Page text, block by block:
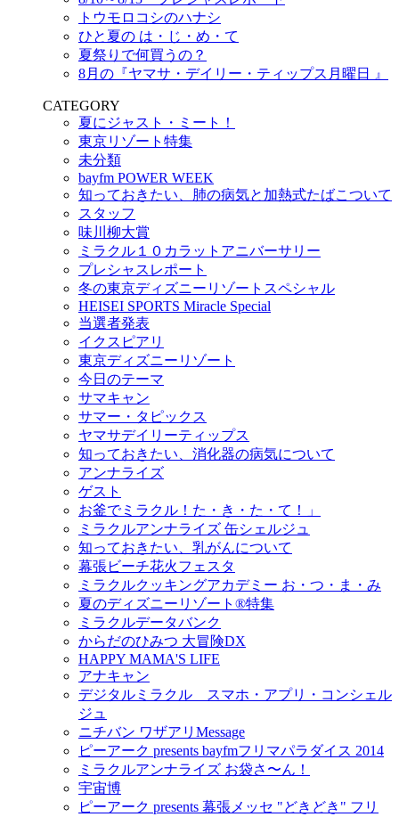
トウモロコシのハナシ
ひと夏の は・じ・め・て
夏祭りで何買うの？
8月の『ヤマサ・デイリー・ティップス月曜日 』
CATEGORY
夏にジャスト・ミート！
東京リゾート特集
未分類
bayfm POWER WEEK
知っておきたい、肺の病気と加熱式たばこついて
スタッフ
味川柳大賞
ミラクル１０カラットアニバーサリー
プレシャスレポート
冬の東京ディズニーリゾートスペシャル
HEISEI SPORTS Miracle Special
当選者発表
イクスピアリ
東京ディズニーリゾート
今日のテーマ
サマキャン
サマー・タピックス
ヤマサデイリーティップス
知っておきたい、消化器の病気について
アンナライズ
ゲスト
お釜でミラクル！た・き・た・て！」
ミラクルアンナライズ 缶シェルジュ
知っておきたい、乳がんについて
幕張ビーチ花火フェスタ
ミラクルクッキングアカデミー お・つ・ま・み
夏のディズニーリゾート®特集
ミラクルデータバンク
からだのひみつ 大冒険DX
HAPPY MAMA'S LIFE
アナキャン
デジタルミラクル スマホ・アプリ・コンシェル
ジュ
ニチバン ワザアリMessage
ピーアーク presents bayfmフリマパラダイス 2014
ミラクルアンナライズ お袋さ〜ん！
宇宙博
ピーアーク presents 幕張メッセ "どきどき" フリ